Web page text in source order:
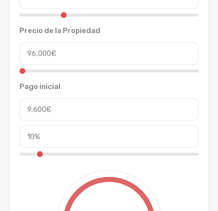
Precio de la Propiedad
Pago inicial